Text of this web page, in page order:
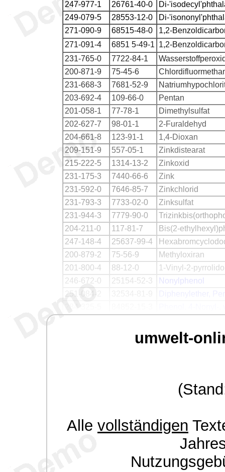
247-977-1 26761-40-0
Di-
249-079-5
28553-12-0
Di-
271-090-9
68515-48-0
1,2-
271-091-4
6851 5-49-1 1,2-
231-765-0
7722-84-1
200-871-9
75-45-6
231-668-3
7681-52-9
203-692-4
109-66-0
Pentan
201-058-1
77-78-1
Dimethylsulfat
202-627-7
98-01-1
2-Furaldehyd
204-661-8
123-91-1
1,4-Dioxan
209-151-9
557-05-1
Zinkdistearat
215-222-5
1314-13-2
Zinkoxid
231-175-3
7440-66-6
Zink
231-592-0
7646-85-7
Zinkchlorid
231-793-3
7733-02-0
Zinksulfat
231-944-3
7779-90-0
204-211-0
117-81-7
Bis(2-
247-148-4
25637-99-4
200-879-2
75-56-9
Methyloxiran
201-800-4
88-12-0
1-Vinyl-2-
246-672-0
25154-52-3
Nonylphenol
251-084-2
umwelt-
Alle vollständigen